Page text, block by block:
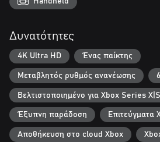
Δυνατότητες
4K Ultra HD Ένας παίκτης
Μεταβλητός ρυθμός ανανέωσης
Βελτιστοποιημένο για Xbox Series X|S
Έξυπνη παράδοση Επιτεύγματα
Αποθήκευση στο cloud Xbox